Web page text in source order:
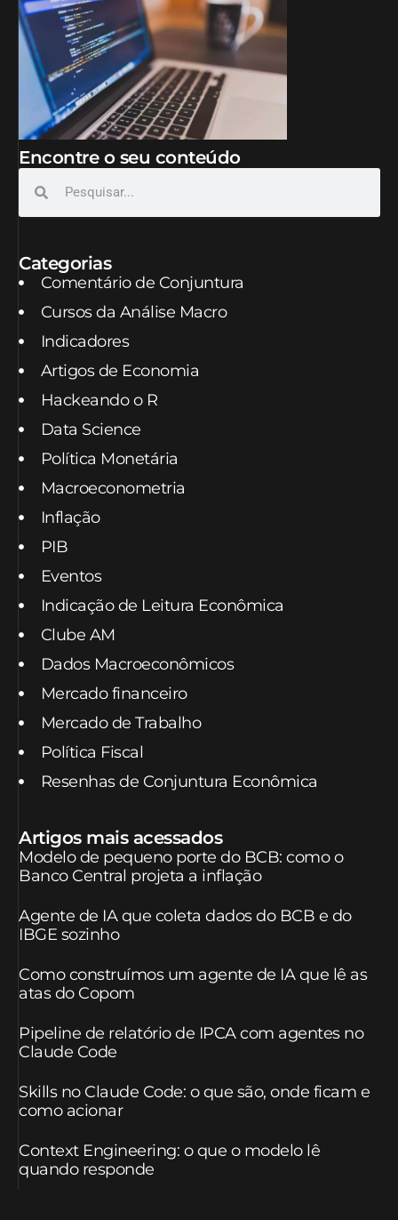
Encontre o seu conteúdo
Categorias
Comentário de Conjuntura
Cursos da Análise Macro
Indicadores
Artigos de Economia
Hackeando o R
Data Science
Política Monetária
Macroeconometria
Inflação
PIB
Eventos
Indicação de Leitura Econômica
Clube AM
Dados Macroeconômicos
Mercado financeiro
Mercado de Trabalho
Política Fiscal
Resenhas de Conjuntura Econômica
Artigos mais acessados
Modelo de pequeno porte do BCB: como o
Banco Central projeta a inflação
Agente de IA que coleta dados do BCB e do
IBGE sozinho
Como construímos um agente de IA que lê as
atas do Copom
Pipeline de relatório de IPCA com agentes no
Claude Code
Skills no Claude Code: o que são, onde ficam e
como acionar
Context Engineering: o que o modelo lê
quando responde